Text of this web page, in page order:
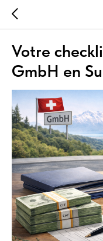
Votre
GmbH en